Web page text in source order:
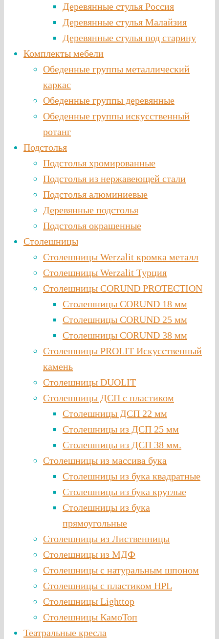
Деревянные стулья Россия
Деревянные стулья Малайзия
Деревянные стулья под старину
Комплекты мебели
Обеденные группы металлический
каркас
Обеденные группы деревянные
Обеденные группы искусственный
ротанг
Подстолья
Подстолья хромированные
Подстолья из нержавеющей стали
Подстолья алюминиевые
Деревянные подстолья
Подстолья окрашенные
Столешницы
Столешницы Werzalit кромка металл
Столешницы Werzalit Турция
Столешницы CORUND PROTECTION
Столешницы CORUND 18 мм
Столешницы CORUND 25 мм
Столешницы CORUND 38 мм
Столешницы PROLIT Искусственный
камень
Столешницы DUOLIT
Столешницы ДСП с пластиком
Столешницы ДСП 22 мм
Столешницы из ДСП 25 мм
Столешницы из ДСП 38 мм.
Столешницы из массива бука
Столешницы из бука квадратные
Столешницы из бука круглые
Столешницы из бука
прямоугольные
Столешницы из Лиственницы
Столешницы из МДФ
Столешницы с натуральным шпоном
Столешницы c пластиком HPL
Столешницы Lighttop
Столешницы КамоТоп
Театральные кресла